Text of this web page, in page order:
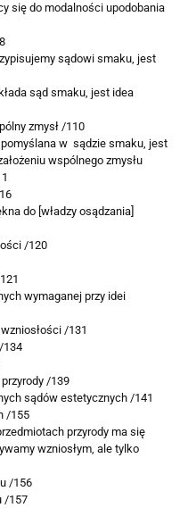
się do modalności upodobania
sądowi smaku, jest
sąd smaku, jest idea
zmysł /110
w sądzie smaku, jest
wspólnego zmysłu
do [władzy osądzania]
/120
wymaganej przy idei
/131
134
/139
sądów estetycznych /141
/155
przyrody ma się
wzniosłym, ale tylko
/156
/157